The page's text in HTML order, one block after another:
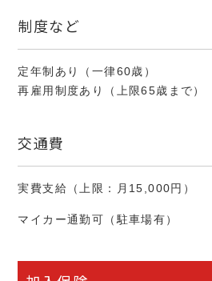
制度など
定年制あり（一律60歳）
再雇用制度あり（上限65歳まで）
交通費
実費支給（上限：月15,000円）
マイカー通勤可（駐車場有）